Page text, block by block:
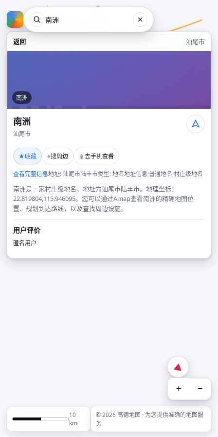
返回 汕尾市
南洲
南洲
汕尾市
★收藏 ⌖搜周边 📱 去手机查看
查看完整信息地址: 汕尾市陆丰市类型: 地名地址信息;普通地名;村庄级地名
南洲是一家村庄级地名，地址为汕尾市陆丰市。地理坐标：
22.819804,115.946095。您可以通过Amap查看南洲的精确地图位
置、规划到达路线，以及查找周边设施。
用户评价
匿名用户
+ −
10
km
© 2026 高德地图 · 为您提供准确的地图服
务